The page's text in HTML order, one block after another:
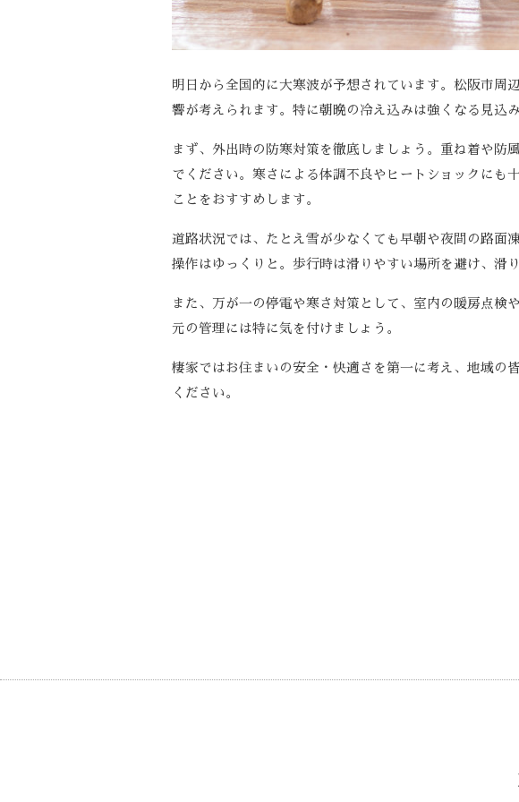
明日から全国的に大寒波が予想されています。松阪市周
響が考えられます。特に朝晩の冷え込みは強くなる見込
まず、外出時の防寒対策を徹底しましょう。重ね着や防
でください。寒さによる体調不良やヒートショックにも
ことをおすすめします。
道路状況では、たとえ雪が少なくても早朝や夜間の路面
操作はゆっくりと。歩行時は滑りやすい場所を避け、滑
また、万が一の停電や寒さ対策として、室内の暖房点検
元の管理には特に気を付けましょう。
棲家ではお住まいの安全・快適さを第一に考え、地域の
ください。